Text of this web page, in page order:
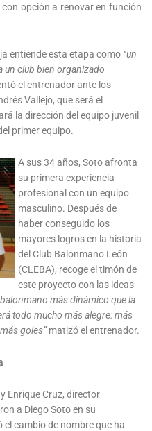
opción a renovar en función
entiende esta etapa como “un
un club bien organizado
el entrenador ante los
Vallejo, que será el
la dirección del equipo juvenil
primer equipo.
A sus 34 años, Soto afronta
su primera experiencia
profesional con un equipo
masculino. Después de
haber conseguido los
mayores logros en la historia
del Club Balonmano León
(CLEBA), recoge el timón de
este proyecto con las ideas
más dinámico que la
todo mucho más alegre: más
goles”matizó el entrenador.
Enrique Cruz, director
a Diego Soto en su
cambio de nombre que ha